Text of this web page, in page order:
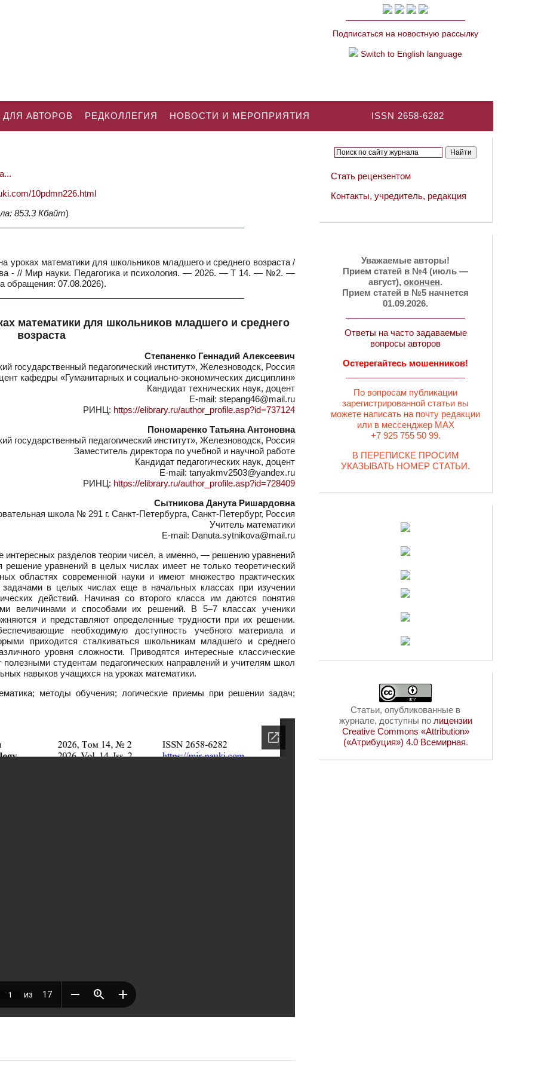
Подписаться на новостную рассылку
Switch to English language
ISSN 2658-6282
АВТОРОВ РЕДКОЛЛЕГИЯ НОВОСТИ И МЕРОПРИЯТИЯ
10pdmn226.html
853.3 Кбайт)
уроках математики для школьников младшего и среднего возраста /
- // Мир науки. Педагогика и психология. — 2026. — Т 14. — №2. —
обращения: 07.08.2026).
математики для школьников младшего и среднего
возраста
Степаненко Геннадий Алексеевич
государственный педагогический институт», Железноводск, Россия
кафедры «Гуманитарных и социально-экономических дисциплин»
Кандидат технических наук, доцент
E-mail: stepang46@mail.ru
РИНЦ: https://elibrary.ru/author_profile.asp?id=737124
Пономаренко Татьяна Антоновна
государственный педагогический институт», Железноводск, Россия
Заместитель директора по учебной и научной работе
Кандидат педагогических наук, доцент
E-mail: tanyakmv2503@yandex.ru
РИНЦ: https://elibrary.ru/author_profile.asp?id=728409
Сытникова Данута Ришардовна
школа № 291 г. Санкт-Петербурга, Санкт-Петербург, Россия
Учитель математики
E-mail: Danuta.sytnikova@mail.ru
разделов теории чисел, а именно, — решению уравнений
уравнений в целых числах имеет не только теоретический
областях современной науки и имеют множество практических
в целых числах еще в начальных классах при изучении
действий. Начиная со второго класса им даются понятия
величинами и способами их решений. В 5–7 классах ученики
и представляют определенные трудности при их решении.
необходимую доступность учебного материала и
приходится сталкиваться школьникам младшего и среднего
уровня сложности. Приводятся интересные классические
студентам педагогических направлений и учителям школ
навыков учащихся на уроках математики.
методы обучения; логические приемы при решении задач;
Стать рецензентом
Контакты, учредитель, редакция
Уважаемые авторы!
Прием статей в №4 (июль —
август), окончен.
Прием статей в №5 начнется
01.09.2026.
Ответы на часто задаваемые
вопросы авторов
Остерегайтесь мошенников!
По вопросам публикации
зарегистрированной статьи вы
можете написать на почту редакции
или в мессенджер MAX
+7 925 755 50 99.
В ПЕРЕПИСКЕ ПРОСИМ
УКАЗЫВАТЬ НОМЕР СТАТЬИ.
Статьи, опубликованные в
журнале, доступны по лицензии
Creative Commons «Attribution»
(«Атрибуция») 4.0 Всемирная.